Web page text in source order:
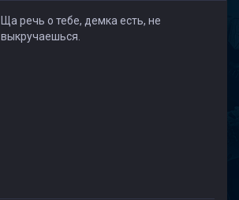
Ща речь о тебе, демка есть, не
выкручаешься.